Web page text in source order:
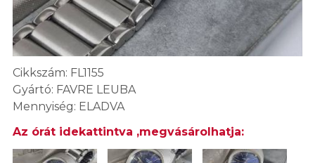
Cikkszám: FL1155
Gyártó: FAVRE LEUBA
Mennyiség: ELADVA
Az órát idekattintva ,megvásárolhatja: